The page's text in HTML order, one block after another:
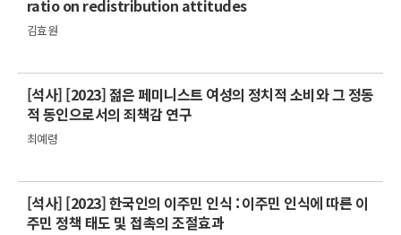
ratio on redistribution attitudes
김효원
[석사] [2023] 젊은 페미니스트 여성의 정치적 소비와 그 정동
적 동인으로서의 죄책감 연구
최예령
[석사] [2023] 한국인의 이주민 인식 : 이주민 인식에 따른 이
주민 정책 태도 및 접촉의 조절효과